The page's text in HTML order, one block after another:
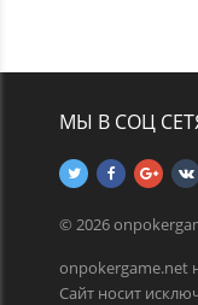
МЫ В СОЦ
© 2026
onpokergame.net
Сайт носит